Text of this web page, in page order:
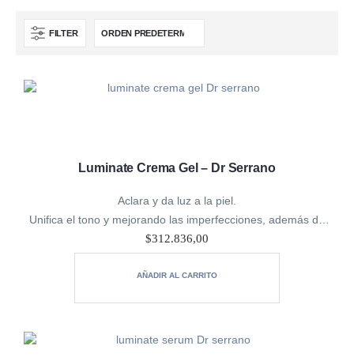
FILTER
Luminate Crema Gel – Dr Serrano
Aclara y da luz a la piel.
Unifica el tono y mejorando las imperfecciones, además de
aportar toda la hidratación que necesita. La potente fórmula
de esta emulsión en textura crema…
$312.836,00
AÑADIR AL CARRITO